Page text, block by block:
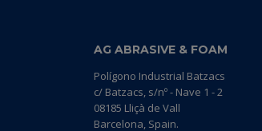
AG ABRASIVE & FOAM
Polígono Industrial Batzacs
c/ Batzacs, s/nº - Nave 1 - 2
08185 Lliçà de Vall
Barcelona, Spain.